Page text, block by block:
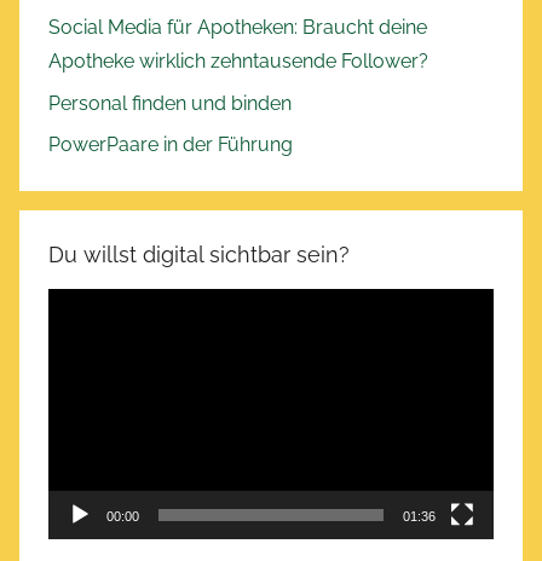
6
,
2
6
Social Media für Apotheken: Braucht deine
Apotheke wirklich zehntausende Follower?
Personal finden und binden
PowerPaare in der Führung
Du willst digital sichtbar sein?
00:00 01:36